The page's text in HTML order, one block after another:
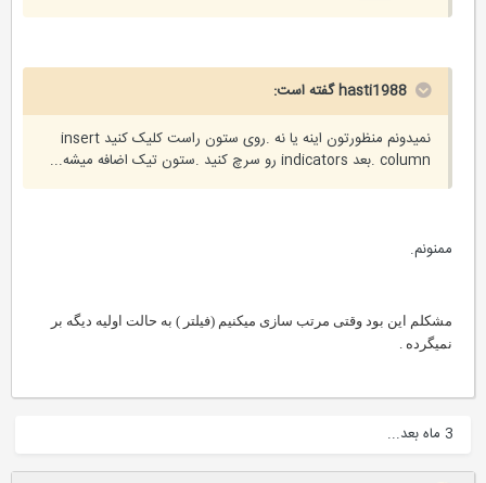
hasti1988 گفته است:
نمیدونم منظورتون اینه یا نه .روی ستون راست کلیک کنید insert
column .بعد indicators رو سرچ کنید .ستون تیک اضافه میشه...
ممنونم.
مشکلم این بود وقتی مرتب سازی میکنیم (فیلتر ) به حالت اولیه دیگه بر
نمیگرده .